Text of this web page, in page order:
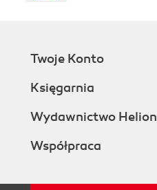
Twoje Konto
Księgarnia
Wydawnictwo Helion
Współpraca